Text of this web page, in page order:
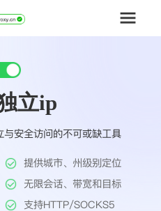
立ip
安全访问的不可或缺工具
提供城市、州级别定位
无限会话、带宽和目标
支持HTTP/SOCKS5